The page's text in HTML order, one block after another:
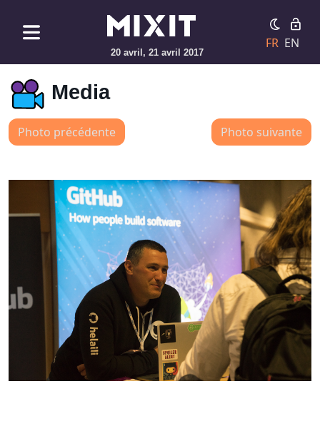
20 avril, 21 avril 2017
FR EN
Media
Photo précédente Photo suivante